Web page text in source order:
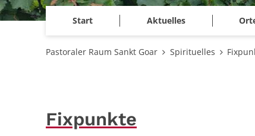
Start Aktuelles
Pastoraler Raum Sankt Goar Spirituelles
Fixpunkte